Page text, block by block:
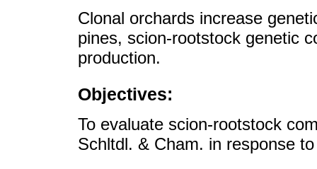
Clonal orchards increase
pines, scion-rootstock genetic
production.
Objectives:
To evaluate scion-rootstock
Schltdl. & Cham. in response